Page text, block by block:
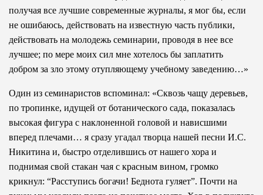
получая все лучшие современные журналы, я мог бы, если
не ошибаюсь, действовать на известную часть публики,
действовать на молодежь семинарии, проводя в нее все
лучшее; по мере моих сил мне хотелось бы заплатить
добром за зло этому отупляющему учебному заведению…»
Один из семинаристов вспоминал: «Сквозь чащу деревьев,
по тропинке, идущей от ботанического сада, показалась
высокая фигура с наклоненной головой и нависшими
вперед плечами… я сразу угадал творца нашей песни И.С.
Никитина и, быстро отделившись от нашего хора и
поднимая свой стакан чая с красным вином, громко
крикнул: “Расступись богачи! Беднота гуляет”. Почти на